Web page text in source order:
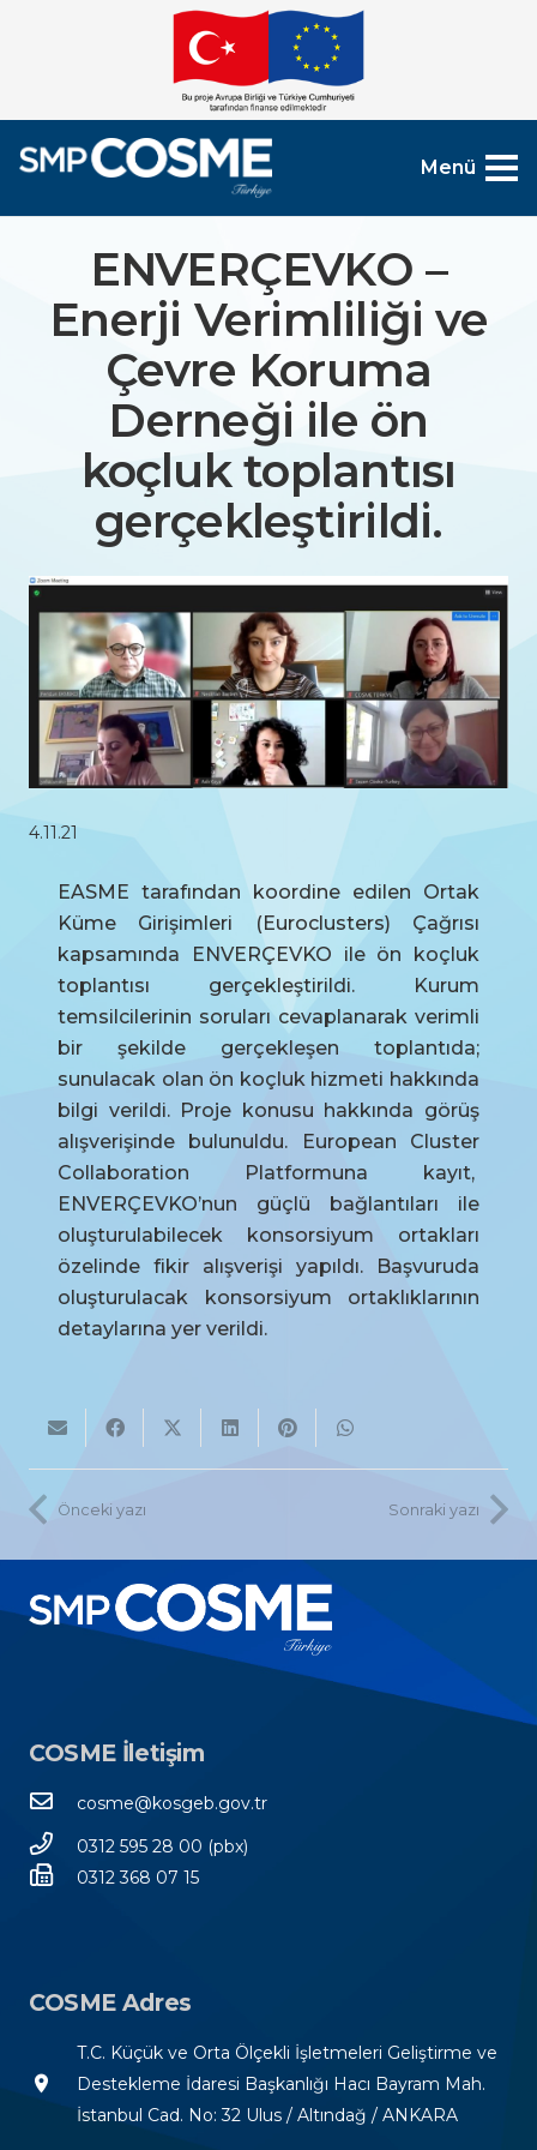
Menü
ENVERÇEVKO –
Enerji Verimliliği ve
Çevre Koruma
Derneği ile ön
koçluk toplantısı
gerçekleştirildi.
4.11.21
EASME tarafından koordine edilen Ortak
Küme Girişimleri (Euroclusters) Çağrısı
kapsamında ENVERÇEVKO ile ön koçluk
toplantısı gerçekleştirildi. Kurum
temsilcilerinin soruları cevaplanarak verimli
bir şekilde gerçekleşen toplantıda;
sunulacak olan ön koçluk hizmeti hakkında
bilgi verildi. Proje konusu hakkında görüş
alışverişinde bulunuldu. European Cluster
Collaboration Platformuna kayıt,
ENVERÇEVKO’nun güçlü bağlantıları ile
oluşturulabilecek konsorsiyum ortakları
özelinde fikir alışverişi yapıldı. Başvuruda
oluşturulacak konsorsiyum ortaklıklarının
detaylarına yer verildi.
Önceki yazı Sonraki yazı
COSME İletişim
cosme@kosgeb.gov.tr
0312 595 28 00 (pbx)
0312 368 07 15
COSME Adres
room
T.C. Küçük ve Orta Ölçekli İşletmeleri Geliştirme ve
Destekleme İdaresi Başkanlığı Hacı Bayram Mah.
İstanbul Cad. No: 32 Ulus / Altındağ / ANKARA